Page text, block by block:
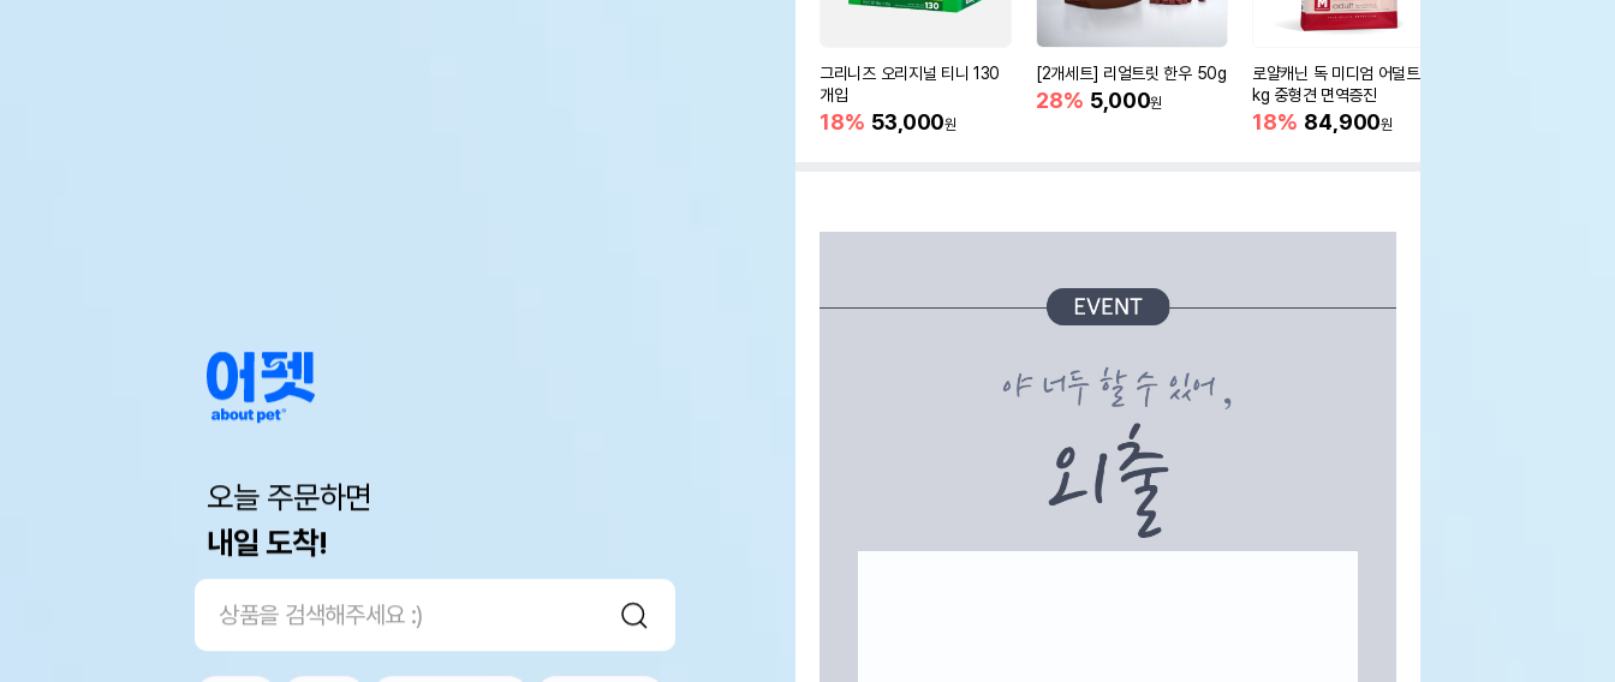
오늘 주문하면
내일 도착!
그리니즈 오리지널 티니 130
개입
18% 53,000원
[2개세트] 리얼트릿 한우 50g
28% 5,000원
로얄캐닌 독 미디엄 어덜트 10
kg 중형견 면역증진
18% 84,900원